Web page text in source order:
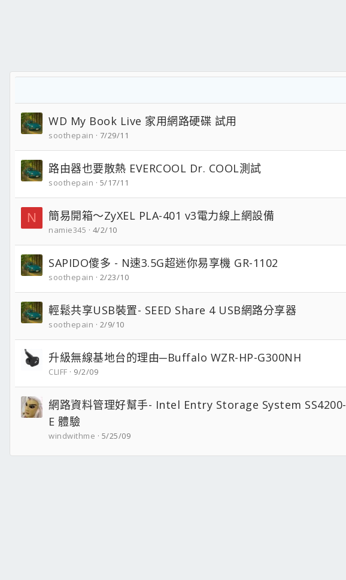
WD My Book Live 家用網路硬碟 試用
soothepain 7/29/11
路由器也要散熱 EVERCOOL Dr. COOL測試
soothepain 5/17/11
N 簡易開箱～ZyXEL PLA-401 v3電力線上網設備
namie345 4/2/10
SAPIDO傻多 - N速3.5G超迷你易享機 GR-1102
soothepain 2/23/10
輕鬆共享USB裝置- SEED Share 4 USB網路分享器
soothepain 2/9/10
升級無線基地台的理由─Buffalo WZR-HP-G300NH
CLIFF 9/2/09
網路資料管理好幫手- Intel Entry Storage System SS4200-
E 體驗
windwithme 5/25/09